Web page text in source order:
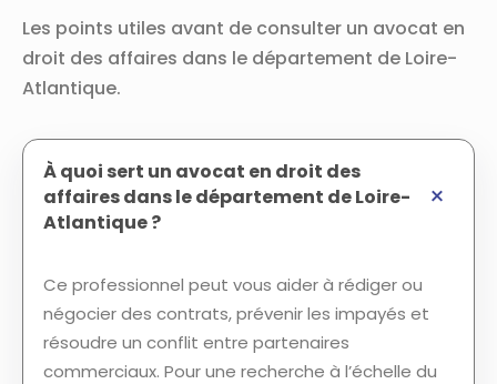
Les points utiles avant de consulter un avocat en
droit des affaires dans le département de Loire-
Atlantique.
À quoi sert un avocat en droit des
affaires dans le département de Loire-
Atlantique ?
Ce professionnel peut vous aider à rédiger ou
négocier des contrats, prévenir les impayés et
résoudre un conflit entre partenaires
commerciaux. Pour une recherche à l’échelle du